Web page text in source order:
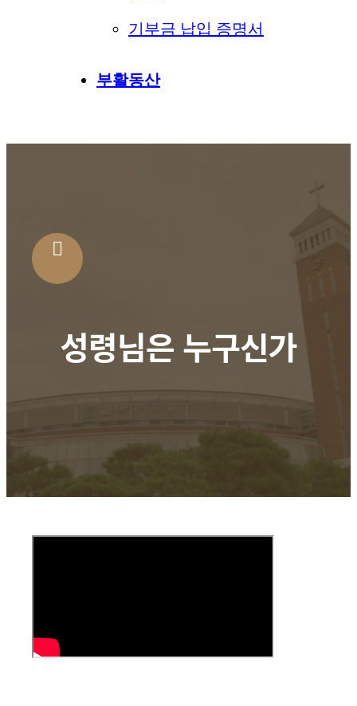
기부금 납입 증명서
부활동산
성령님은 누구신가